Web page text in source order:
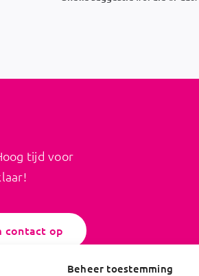
Beheer toestemming
tijd voor
contact op